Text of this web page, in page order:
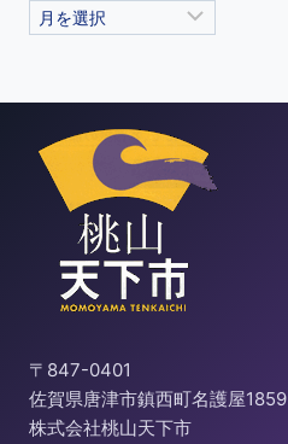
〒847-0401
佐賀県唐津市鎮西町名護屋1859
株式会社桃山天下市